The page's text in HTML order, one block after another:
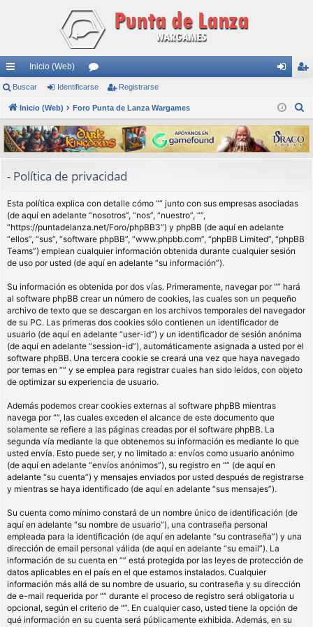
nl
ac
es
rá
s
Inicio (Web)
or
os nti
fic
ar
ist
ra
rs
Buscar Identificarse Registrarse
Inicio (Web) Foro Punta de Lanza Wargames
s
c
- Política de privacidad
Esta política explica con detalle cómo “” junto con sus empresas asociadas
(de aquí en adelante “nosotros”, “nos”, “nuestro”, “”,
“https://puntadelanza.net/Foro/phpBB3”) y phpBB (de aquí en adelante
“ellos”, “sus”, “software phpBB”, “www.phpbb.com”, “phpBB Limited”, “phpBB
Teams”) emplean cualquier información obtenida durante cualquier sesión
de uso por usted (de aquí en adelante “su información”).
Su información es obtenida por dos vías. Primeramente, navegar por “” hará
al software phpBB crear un número de cookies, las cuales son un pequeño
archivo de texto que se descargan en los archivos temporales del navegador
de su PC. Las primeras dos cookies sólo contienen un identificador de
usuario (de aquí en adelante “user-id”) y un identificador de sesión anónima
(de aquí en adelante “session-id”), automáticamente asignada a usted por el
software phpBB. Una tercera cookie se creará una vez que haya navegado
por temas en “” y se emplea para registrar cuales han sido leídos, con objeto
de optimizar su experiencia de usuario.
Además podemos crear cookies externas al software phpBB mientras
navega por “”, las cuales exceden el alcance de este documento que
solamente se refiere a las páginas creadas por el software phpBB. La
segunda vía mediante la que obtenemos su información es mediante lo que
usted envía. Esto puede ser, y no limitado a: envíos como usuario anónimo
(de aquí en adelante “envíos anónimos”), su registro en “” (de aquí en
adelante “su cuenta”) y mensajes enviados por usted después de registrarse
y mientras se haya identificado (de aquí en adelante “sus mensajes”).
Su cuenta como mínimo constará de un nombre único de identificación (de
aquí en adelante “su nombre de usuario”), una contraseña personal
empleada para la identificación (de aquí en adelante “su contraseña”) y una
dirección de email personal válida (de aquí en adelante “su email”). La
información de su cuenta en “” está protegida por las leyes de protección de
datos aplicables en el país en el que estamos instalados. Cualquier
información más allá de su nombre de usuario, su contraseña y su dirección
de e-mail requerida por “” durante el proceso de registro será obligatoria u
opcional, según el criterio de “”. En cualquier caso, usted tiene la opción de
qué información en su cuenta será públicamente exhibida. Además, en su